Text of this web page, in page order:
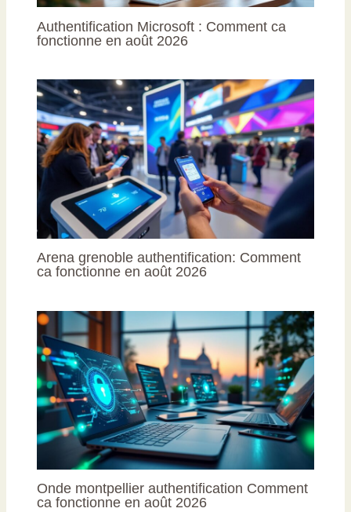
Authentification Microsoft : Comment ca
fonctionne en août 2026
Arena grenoble authentification: Comment
ca fonctionne en août 2026
Onde montpellier authentification Comment
ca fonctionne en août 2026